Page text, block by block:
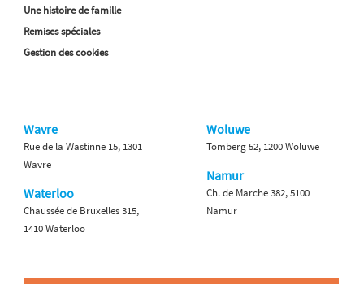
Une histoire de famille
Remises spéciales
Gestion des cookies
Wavre
Rue de la Wastinne 15, 1301
Wavre
Waterloo
Chaussée de Bruxelles 315,
1410 Waterloo
Woluwe
Tomberg 52, 1200 Woluwe
Namur
Ch. de Marche 382, 5100
Namur